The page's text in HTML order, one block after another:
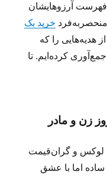
فهرست آرزوهایشان
منحصربه‌فرد خرید بک
هدیه‌هایی را که
کرده‌ایم. تا
زن و مادر
لوکس و گران‌قیمت
ساده اما با عشق